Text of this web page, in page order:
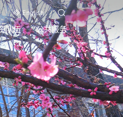
English
队伍 公共服务